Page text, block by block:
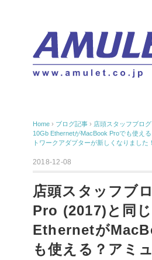
Home › ブログ記事 › 店頭スタッフブロ
10Gb EthernetがMacBook Proでも使え
トワークアダプターが新しくなりました
2018-12-08
店頭スタッフブ
Pro (2017)と同
Ethernetが
も使える？アミ